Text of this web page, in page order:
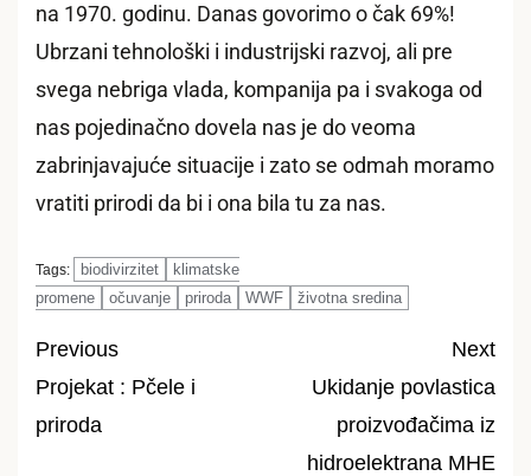
na 1970. godinu. Danas govorimo o čak 69%!
Ubrzani tehnološki i industrijski razvoj, ali pre
svega nebriga vlada, kompanija pa i svakoga od
nas pojedinačno dovela nas je do veoma
zabrinjavajuće situacije i zato se odmah moramo
vratiti prirodi da bi i ona bila tu za nas.
Tags: biodivirzitet
klimatske
promene
očuvanje priroda WWF životna sredina
Post
navigation
Previous
Projekat : Pčele i
priroda
Next
Ukidanje povlastica
proizvođačima iz
hidroelektrana MHE